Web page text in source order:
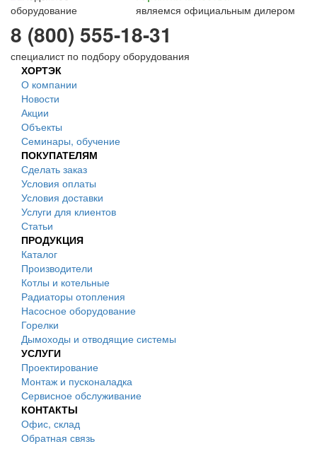
являемся официальным дилером
8 (800) 555-18-31
специалист по подбору оборудования
ХОРТЭК
О компании
Новости
Акции
Объекты
Семинары, обучение
ПОКУПАТЕЛЯМ
Сделать заказ
Условия оплаты
Условия доставки
Услуги для клиентов
Статьи
ПРОДУКЦИЯ
Каталог
Производители
Котлы и котельные
Радиаторы отопления
Насосное оборудование
Горелки
Дымоходы и отводящие системы
УСЛУГИ
Проектирование
Монтаж и пусконаладка
Сервисное обслуживание
КОНТАКТЫ
Офис, склад
Обратная связь